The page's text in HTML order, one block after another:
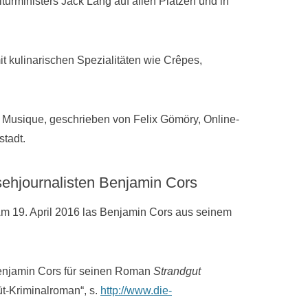
kulinarischen Spezialitäten wie Crêpes,
geschrieben von Felix Gömöry, Online-
Benjamin Cors
19. April 2016 las Benjamin Cors aus seinem
Cors für seinen Roman Strandgut
Kriminalroman“, s. http://www.die-